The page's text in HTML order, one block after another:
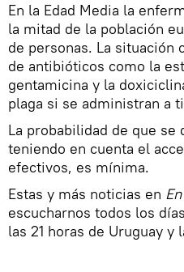
En la Edad Media la
la mitad de la población
de personas. La situación
de antibióticos como la
gentamicina y la
plaga si se administran a
La probabilidad de que se
teniendo en cuenta el
efectivos, es mínima.
Estas y más noticias en
escucharnos todos los
las 21 horas de Uruguay y